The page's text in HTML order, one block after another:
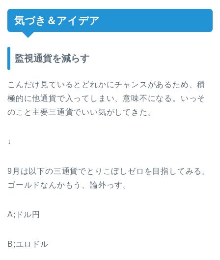
気づき＆アイデア
監視通貨を減らす
こんだけ見ているとどれかにチャンスがあるため、積
極的に他通貨で入ってしまい、意味不になる。いっそ
のこと主要三通貨でいい気がしてきた。
↓
9月は以下の三通貨でとりこぼしゼロを目指してみる。
ゴールドなんかもう、論外っす。
A;ドル円
B;ユロドル